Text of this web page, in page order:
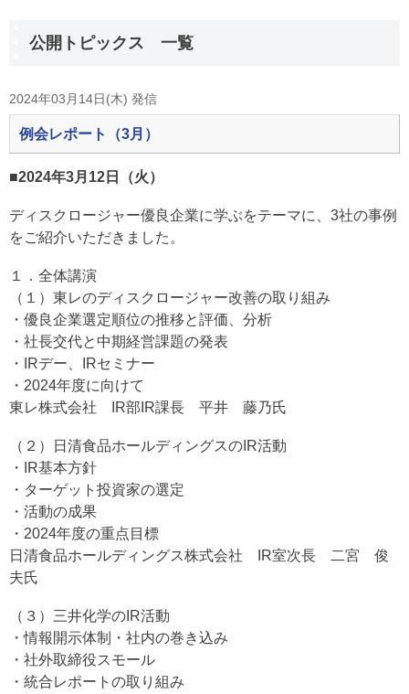
公開トピックス 一覧
2024年03月14日(木) 発信
例会レポート（3月）
■2024年3月12日（火）
ディスクロージャー優良企業に学ぶをテーマに、3社の事例
をご紹介いただきました。
１．全体講演
（１）東レのディスクロージャー改善の取り組み
・優良企業選定順位の推移と評価、分析
・社長交代と中期経営課題の発表
・IRデー、IRセミナー
・2024年度に向けて
東レ株式会社 IR部IR課長 平井 藤乃氏
（２）日清食品ホールディングスのIR活動
・IR基本方針
・ターゲット投資家の選定
・活動の成果
・2024年度の重点目標
日清食品ホールディングス株式会社 IR室次長 二宮 俊
夫氏
（３）三井化学のIR活動
・情報開示体制・社内の巻き込み
・社外取締役スモール
・統合レポートの取り組み